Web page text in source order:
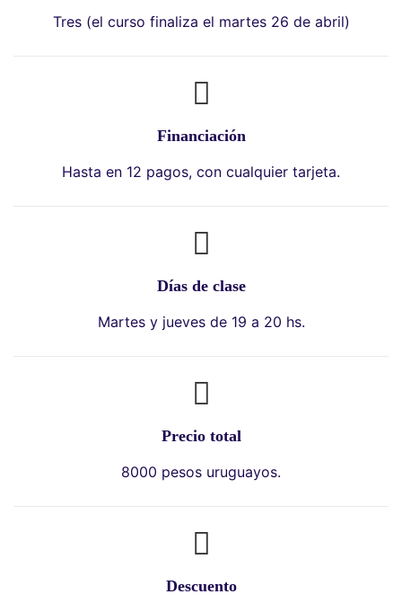
Tres (el curso finaliza el martes 26 de abril)
Financiación
Hasta en 12 pagos, con cualquier tarjeta.
Días de clase
Martes y jueves de 19 a 20 hs.
Precio total
8000 pesos uruguayos.
Descuento